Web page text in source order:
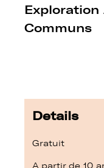
Exploration
Communs
Details
Gratuit